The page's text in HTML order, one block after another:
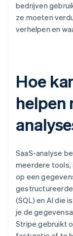
bedrijven
ze moeten
verhelpen en
Hoe
helpen
SaaS-analyse
meerdere
op een
gestructureerde
(SQL) en AI die
je de
Stripe gebruikt